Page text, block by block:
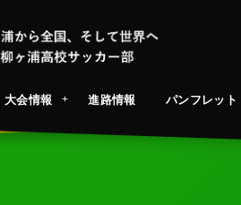
大会情報 進路情報 パンフレット